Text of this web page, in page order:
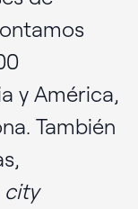
y América,
También
city